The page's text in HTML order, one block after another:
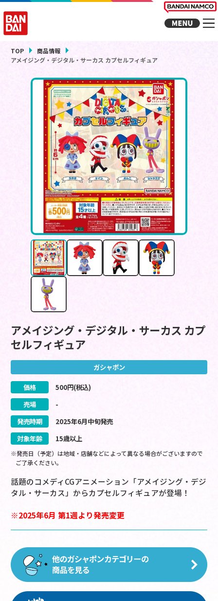
TOP
商品情報
アメイジング・デジタル・サーカス カプセルフィギュア
アメイジング・デジタル・サーカス カプ
セルフィギュア
ガシャポン
価格 500円(税込)
売場
-
発売時期
2025年6月中旬発売
対象年齢
15歳以上
※発売日（予定）は地域・店舗などによって異なる場合がございますので
ご了承ください。
話題のコメディCGアニメーション「アメイジング・デジ
タル・サーカス」からカプセルフィギュアが登場！
※2025年6月 第1週より発売変更